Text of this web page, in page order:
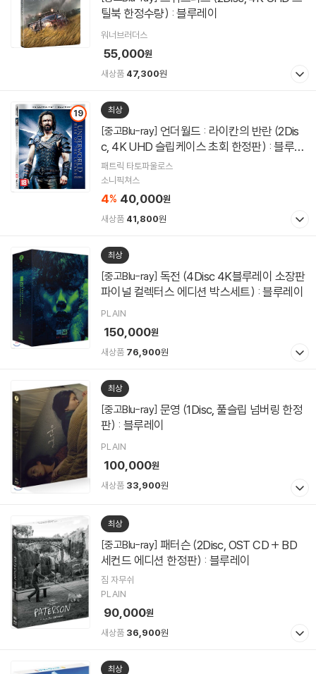
틸북 한정수량) : 블루레이
워너브러더스
55,000원
새상품 47,300원
19 최상
[중고Blu-ray]
c, 4K UHD 슬립케이스 초회 한정판) : 블루레
이
패트릭 타토파울로스
소니픽쳐스
4% 40,000원
새상품 41,800원
최상
[중고Blu-ray]
파이널 컬렉터스 에디션 박스세트) : 블루레이
PLAIN
150,000원
새상품 76,900원
최상
[중고Blu-ray]
판) : 블루레이
PLAIN
100,000원
새상품 33,900원
최상
[중고Blu-ray]
세컨드 에디션 한정판) : 블루레이
짐 자무쉬
PLAIN
90,000원
새상품 36,900원
최상